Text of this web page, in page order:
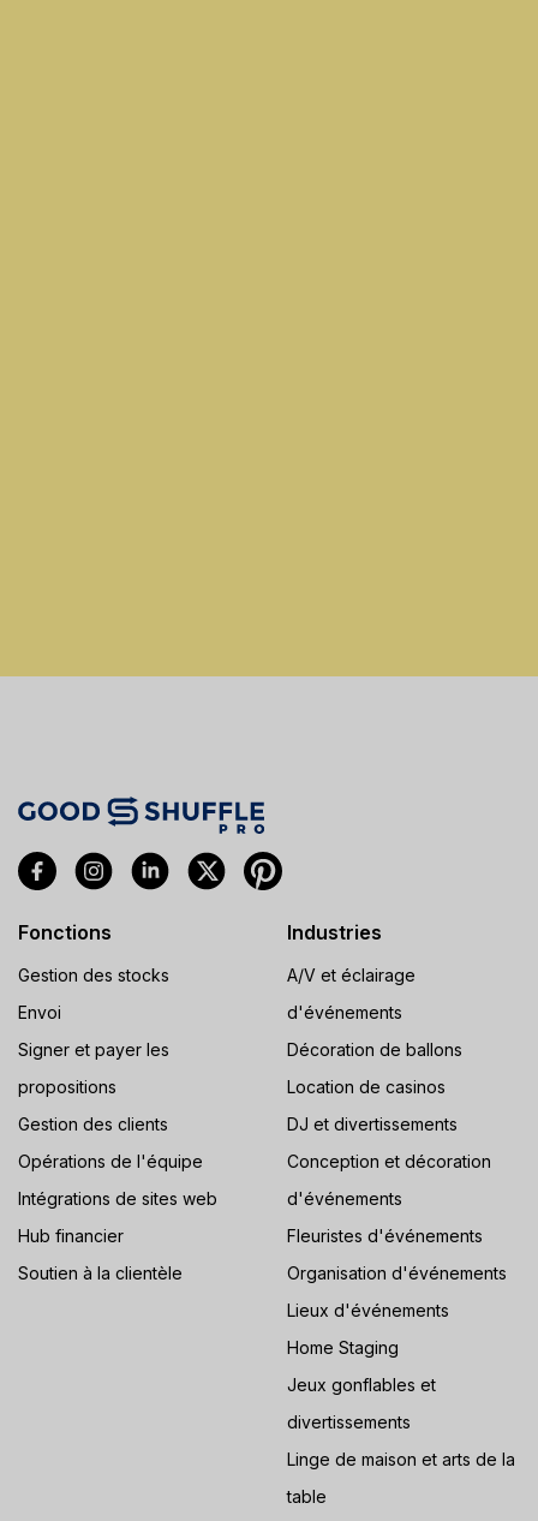
Fonctions
Gestion des stocks
Envoi
Signer et payer les
propositions
Gestion des clients
Opérations de l'équipe
Intégrations de sites web
Hub financier
Soutien à la clientèle
Industries
A/V et éclairage
d'événements
Décoration de ballons
Location de casinos
DJ et divertissements
Conception et décoration
d'événements
Fleuristes d'événements
Organisation d'événements
Lieux d'événements
Home Staging
Jeux gonflables et
divertissements
Linge de maison et arts de la
table